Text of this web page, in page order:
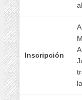
Inscripción